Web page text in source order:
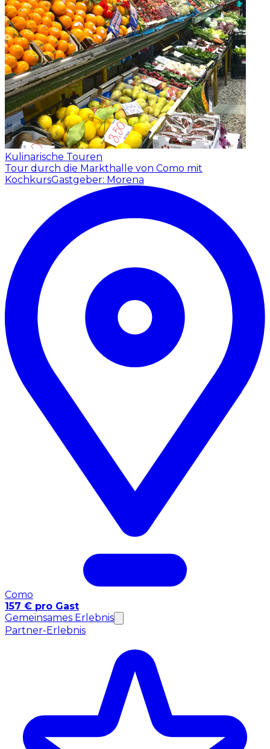
Kulinarische Touren
Tour durch die Markthalle von Como mit
KochkursGastgeber: Morena
Como
157 € pro Gast
Gemeinsames Erlebnis
Partner-Erlebnis